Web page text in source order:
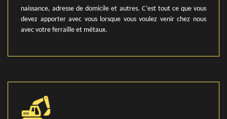
naissance, adresse de domicile et autres. C’est tout ce que vous
devez apporter avec vous lorsque vous voulez venir chez nous
avec votre ferraille et métaux.